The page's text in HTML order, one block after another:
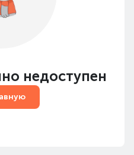
недоступен